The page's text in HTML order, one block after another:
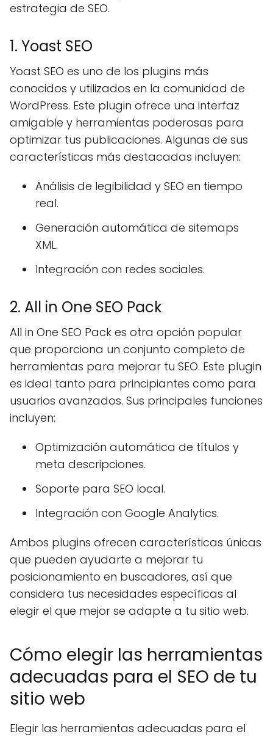
estrategia de SEO.
1. Yoast SEO
Yoast SEO es uno de los plugins más
conocidos y utilizados en la comunidad de
WordPress. Este plugin ofrece una interfaz
amigable y herramientas poderosas para
optimizar tus publicaciones. Algunas de sus
características más destacadas incluyen:
Análisis de legibilidad y SEO en tiempo
real.
Generación automática de sitemaps
XML.
Integración con redes sociales.
2. All in One SEO Pack
All in One SEO Pack es otra opción popular
que proporciona un conjunto completo de
herramientas para mejorar tu SEO. Este plugin
es ideal tanto para principiantes como para
usuarios avanzados. Sus principales funciones
incluyen:
Optimización automática de títulos y
meta descripciones.
Soporte para SEO local.
Integración con Google Analytics.
Ambos plugins ofrecen características únicas
que pueden ayudarte a mejorar tu
posicionamiento en buscadores, así que
considera tus necesidades específicas al
elegir el que mejor se adapte a tu sitio web.
Cómo elegir las herramientas
adecuadas para el SEO de tu
sitio web
Elegir las herramientas adecuadas para el